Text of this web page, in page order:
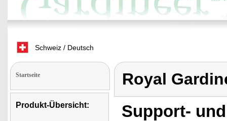
Schweiz / Deutsch
Startseite
Produkt-Übersicht:
Royal
Support-